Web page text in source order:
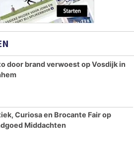
door brand verwoest op Vosdijk in
Curiosa en Brocante Fair op
Middachten